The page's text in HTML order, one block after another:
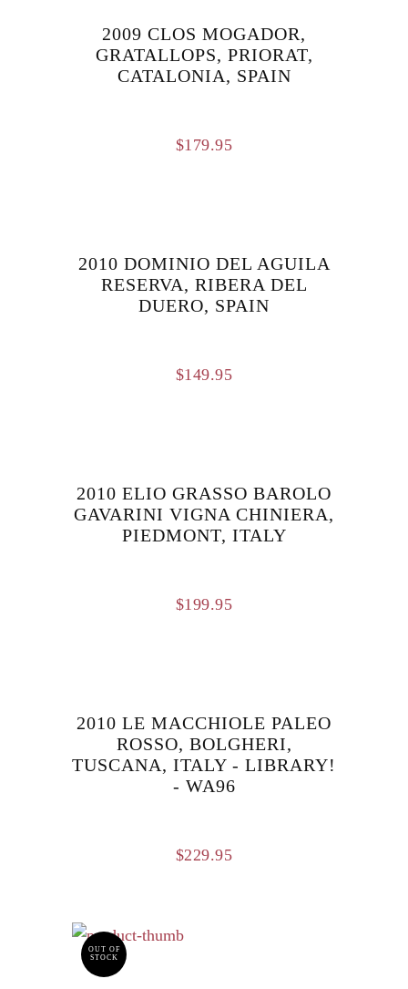
2009 CLOS MOGADOR,
GRATALLOPS, PRIORAT,
CATALONIA, SPAIN
$179.95
2010 DOMINIO DEL AGUILA
RESERVA, RIBERA DEL
DUERO, SPAIN
$149.95
2010 ELIO GRASSO BAROLO
GAVARINI VIGNA CHINIERA,
PIEDMONT, ITALY
$199.95
2010 LE MACCHIOLE PALEO
ROSSO, BOLGHERI,
TUSCANA, ITALY - LIBRARY!
- WA96
$229.95
OUT OF
STOCK